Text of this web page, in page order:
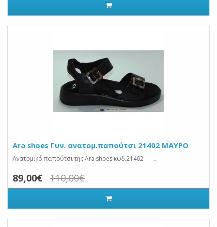
Ara shoes Γυν. ανατομ.παπούτσι 21402 ΜΑΥΡΟ
Ανατομικό παπούτσι της Ara shoes κωδ.21402 ..
89,00€ 110,00€